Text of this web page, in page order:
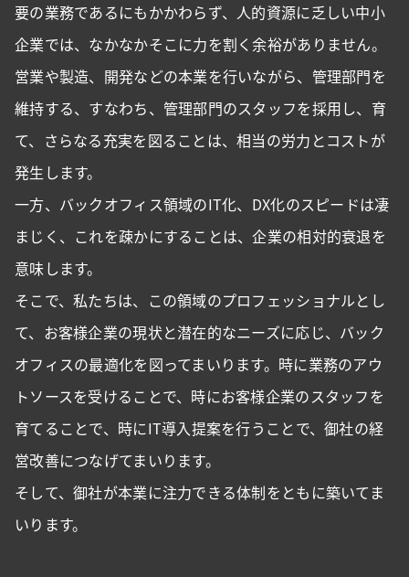
要の業務であるにもかかわらず、人的資源に乏しい中小
企業では、なかなかそこに力を割く余裕がありません。
営業や製造、開発などの本業を行いながら、管理部門を
維持する、すなわち、管理部門のスタッフを採用し、育
て、さらなる充実を図ることは、相当の労力とコストが
発生します。
一方、バックオフィス領域のIT化、DX化のスピードは凄
まじく、これを疎かにすることは、企業の相対的衰退を
意味します。
そこで、私たちは、この領域のプロフェッショナルとし
て、お客様企業の現状と潜在的なニーズに応じ、バック
オフィスの最適化を図ってまいります。時に業務のアウ
トソースを受けることで、時にお客様企業のスタッフを
育てることで、時にIT導入提案を行うことで、御社の経
営改善につなげてまいります。
そして、御社が本業に注力できる体制をともに築いてま
いります。